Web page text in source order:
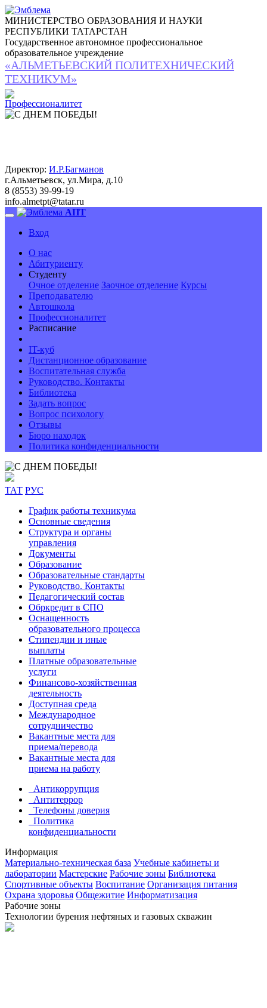
МИНИСТЕРСТВО ОБРАЗОВАНИЯ И НАУКИ
РЕСПУБЛИКИ ТАТАРСТАН
Государственное автономное профессиональное
образовательное учреждение
«АЛЬМЕТЬЕВСКИЙ ПОЛИТЕХНИЧЕСКИЙ
ТЕХНИКУМ»
Директор: И.Р.Багманов
г.Альметьевск, ул.Мира, д.10
8 (8553) 39-99-19
info.almetpt@tatar.ru
АПТ
Вход
О нас
Абитуриенту
Студенту
Очное отделение Заочное отделение Курсы
Преподавателю
Автошкола
Профессионалитет
Расписание
IT-куб
Дистанционное образование
Воспитательная служба
Руководство. Контакты
Библиотека
Задать вопрос
Вопрос психологу
Отзывы
Бюро находок
Политика конфиденциальности
ТАТ РУС
График работы техникума
Основные сведения
Структура и органы
управления
Документы
Образование
Образовательные стандарты
Руководство. Контакты
Педагогический состав
Обркредит в СПО
Оснащенность
образовательного процесса
Стипендии и иные
выплаты
Платные образовательные
услуги
Финансово-хозяйственная
деятельность
Доступная среда
Международное
сотрудничество
Вакантные места для
приема/перевода
Вакантные места для
приема на работу
Антикоррупция
Антитеррор
Телефоны доверия
Политика
конфиденциальности
Информация
Материально-техническая база Учебные кабинеты и
лаборатории Мастерские Рабочие зоны Библиотека
Спортивные объекты Воспитание Организация питания
Охрана здоровья Общежитие Информатизация
Рабочие зоны
Технологии бурения нефтяных и газовых скважин